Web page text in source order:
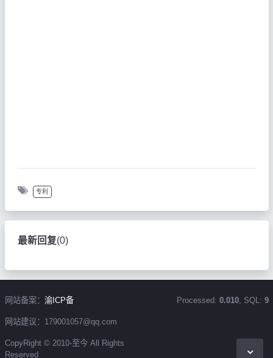
专利
最新回复(0)
网站备案： 渝ICP备
网站建议：179001057@qq.com
CopyRight © 2010-至今 All Rights
Reserved
Processed: 0.010, SQL: 9